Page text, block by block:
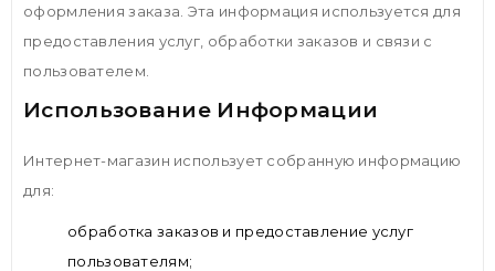
оформления заказа. Эта информация используется для
предоставления услуг, обработки заказов и связи с
пользователем.
Использование Информации
Интернет-магазин использует собранную информацию
для:
обработка заказов и предоставление услуг
пользователям;